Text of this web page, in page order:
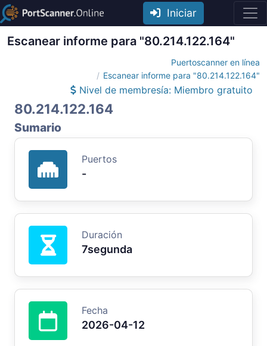
Iniciar
Escanear informe para "80.214.122.164"
Puertoscanner en línea
Escanear informe para "80.214.122.164"
Nivel de membresía: Miembro gratuito
80.214.122.164
Sumario
Puertos
-
Duración
7segunda
Fecha
2026-04-12